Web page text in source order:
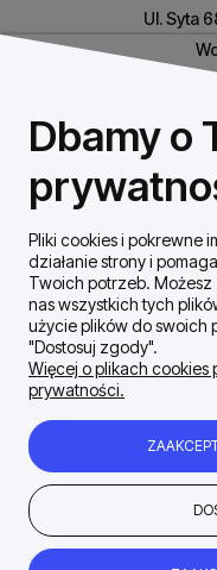
Ul. Syta
Biuro
Dbamy o
Pliki cookies i pokrewne
działanie strony i
Twoich potrzeb.
nas wszystkich tych
użycie plików do swoich
"Dostosuj zgody".
Więcej o plikach
prywatności.